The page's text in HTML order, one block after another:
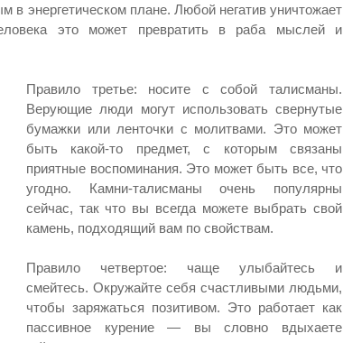
энергетическом плане. Любой негатив уничтожает
это может превратить в раба мыслей и
Правило третье: носите с собой талисманы.
Верующие люди могут использовать свернутые
бумажки или ленточки с молитвами. Это может
быть какой-то предмет, с которым связаны
приятные воспоминания. Это может быть все, что
угодно. Камни-талисманы очень популярны
сейчас, так что вы всегда можете выбрать свой
камень, подходящий вам по свойствам.
Правило четвертое: чаще улыбайтесь и
смейтесь. Окружайте себя счастливыми людьми,
чтобы заряжаться позитивом. Это работает как
пассивное курение — вы словно вдыхаете